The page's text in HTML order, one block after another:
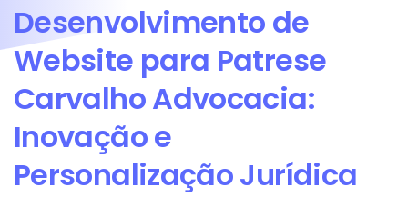
Desenvolvimento de
Website para Patrese
CarvalhoAdvocacia:
Inovaçãoe
PersonalizaçãoJurídica